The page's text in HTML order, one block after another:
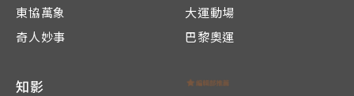
東協萬象
奇人妙事
大運動場
巴黎奧運
知影